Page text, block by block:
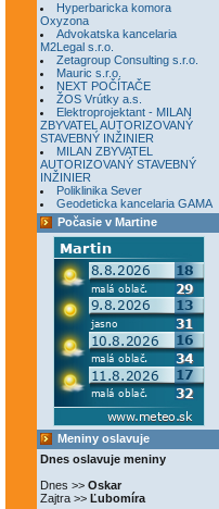
Hyperbaricka komora
Oxyzona
Advokatska kancelaria
M2Legal s.r.o.
Zetagroup Consulting s.r.o.
Mauric s.r.o.
NEXT POČÍTAČE
ŽOS Vrútky a.s.
Elektroprojektant - MILAN
ZBYVATEL AUTORIZOVANÝ
STAVEBNÝ INŽINIER
MILAN ZBYVATEL
AUTORIZOVANÝ STAVEBNÝ
INŽINIER
Poliklinika Sever
Geodeticka kancelaria GAMA
Počasie v Martine
Meniny oslavuje
Dnes oslavuje meniny
Dnes >> Oskar
Zajtra >> Ľubomíra